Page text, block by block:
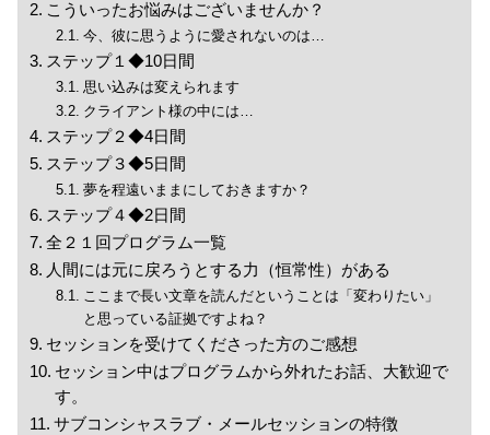
こういったお悩みはございませんか？
今、彼に思うように愛されないのは…
ステップ１◆10日間
思い込みは変えられます
クライアント様の中には…
ステップ２◆4日間
ステップ３◆5日間
夢を程遠いままにしておきますか？
ステップ４◆2日間
全２１回プログラム一覧
人間には元に戻ろうとする力（恒常性）がある
ここまで長い文章を読んだということは「変わりたい」
と思っている証拠ですよね？
セッションを受けてくださった方のご感想
セッション中はプログラムから外れたお話、大歓迎で
す。
サブコンシャスラブ・メールセッションの特徴